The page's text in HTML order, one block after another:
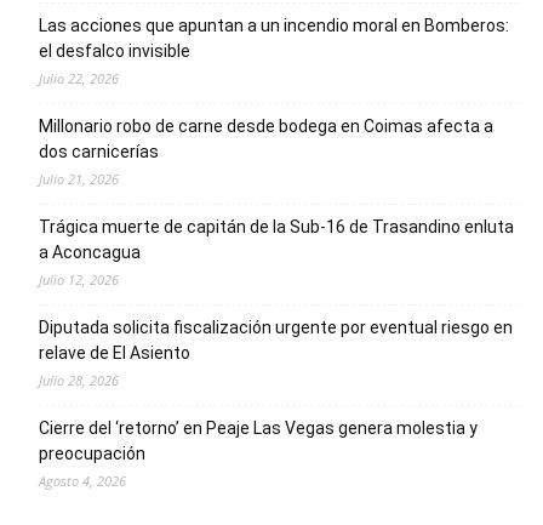
Las acciones que apuntan a un incendio moral en Bomberos:
el desfalco invisible
Julio 22, 2026
Millonario robo de carne desde bodega en Coimas afecta a
dos carnicerías
Julio 21, 2026
Trágica muerte de capitán de la Sub-16 de Trasandino enluta
a Aconcagua
Julio 12, 2026
Diputada solicita fiscalización urgente por eventual riesgo en
relave de El Asiento
Julio 28, 2026
Cierre del ‘retorno’ en Peaje Las Vegas genera molestia y
preocupación
Agosto 4, 2026